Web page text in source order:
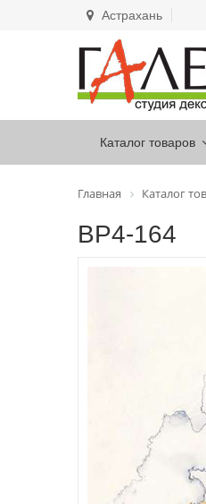
Астрахань
Каталог товаров
Главная Каталог
ВР4-164